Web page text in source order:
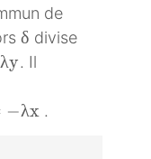
de
\delta
δ divise
y
λy. Il
x
−λx .